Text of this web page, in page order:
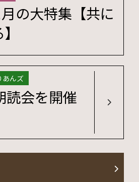
の大特集【共に
あんズ
会を開催